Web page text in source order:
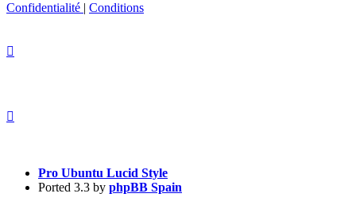
Confidentialité
Conditions
Pro Ubuntu Lucid Style
Ported 3.3 by phpBB Spain